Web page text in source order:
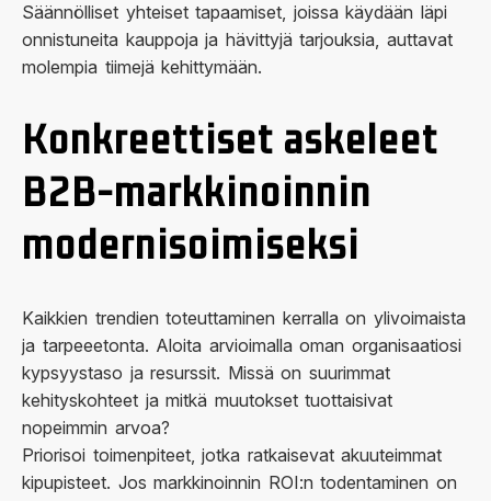
Säännölliset yhteiset tapaamiset, joissa käydään läpi
onnistuneita kauppoja ja hävittyjä tarjouksia, auttavat
molempia tiimejä kehittymään.
Konkreettiset askeleet
B2B-markkinoinnin
modernisoimiseksi
Kaikkien trendien toteuttaminen kerralla on ylivoimaista
ja tarpeeetonta. Aloita arvioimalla oman organisaatiosi
kypsyystaso ja resurssit. Missä on suurimmat
kehityskohteet ja mitkä muutokset tuottaisivat
nopeimmin arvoa?
Priorisoi toimenpiteet, jotka ratkaisevat akuuteimmat
kipupisteet. Jos markkinoinnin ROI:n todentaminen on